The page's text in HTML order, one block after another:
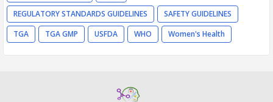
REGULATORY STANDARDS GUIDELINES
SAFETY GUIDELINES
TGA
TGA GMP USFDA WHO Women's Health